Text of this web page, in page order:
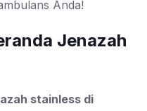
Anda!
Jenazah
stainless di